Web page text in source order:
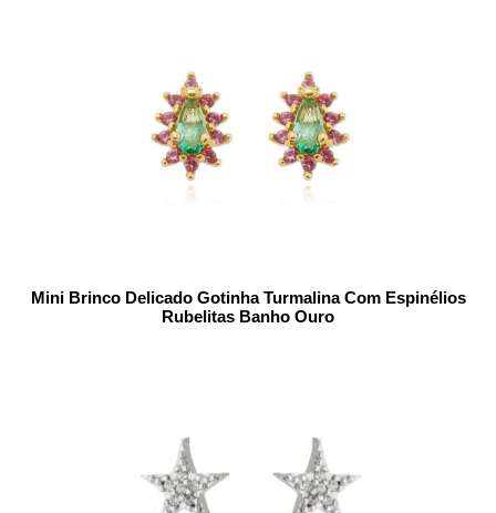
Mini Brinco Delicado Gotinha Turmalina Com Espinélios
Rubelitas Banho Ouro